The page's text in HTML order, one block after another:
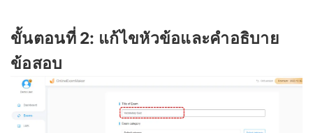
ขั้นตอนที่ 2: แก้ไขหัวข้อและคำอธิบาย
ข้อสอบ